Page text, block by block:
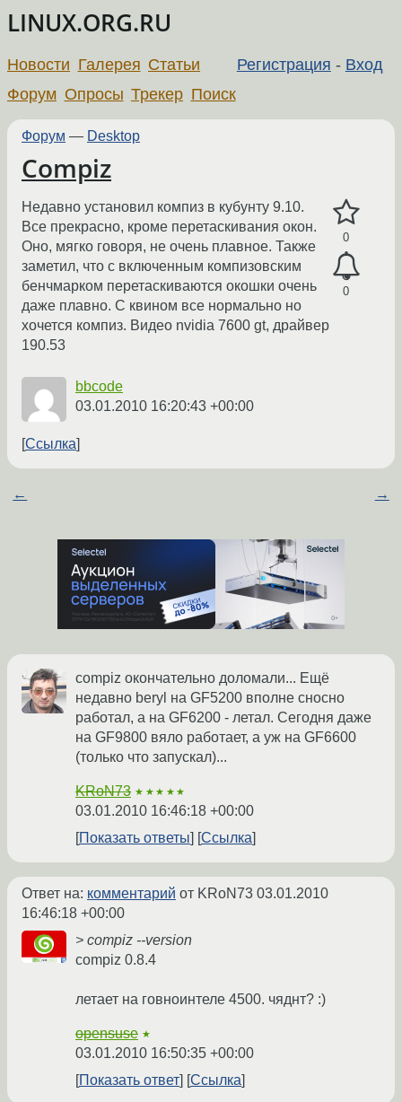
LINUX.ORG.RU
Регистрация - Вход
Новости Галерея Статьи
Форум Опросы Трекер Поиск
Форум — Desktop
Compiz
0
0
Недавно установил компиз в кубунту 9.10.
Все прекрасно, кроме перетаскивания окон.
Оно, мягко говоря, не очень плавное. Также
заметил, что с включенным компизовским
бенчмарком перетаскиваются окошки очень
даже плавно. С квином все нормально но
хочется компиз. Видео nvidia 7600 gt, драйвер
190.53
bbcode
03.01.2010 16:20:43 +00:00
Ссылка
← →
compiz окончательно доломали... Ещё
недавно beryl на GF5200 вполне сносно
работал, а на GF6200 - летал. Сегодня даже
на GF9800 вяло работает, а уж на GF6600
(только что запускал)...
KRoN73 ★★★★★
03.01.2010 16:46:18 +00:00
Показать ответы
Ссылка
Ответ на: комментарий от KRoN73 03.01.2010
16:46:18 +00:00
> compiz --version
compiz 0.8.4
летает на говноинтеле 4500. чяднт? :)
opensuse ★
03.01.2010 16:50:35 +00:00
Показать ответ
Ссылка